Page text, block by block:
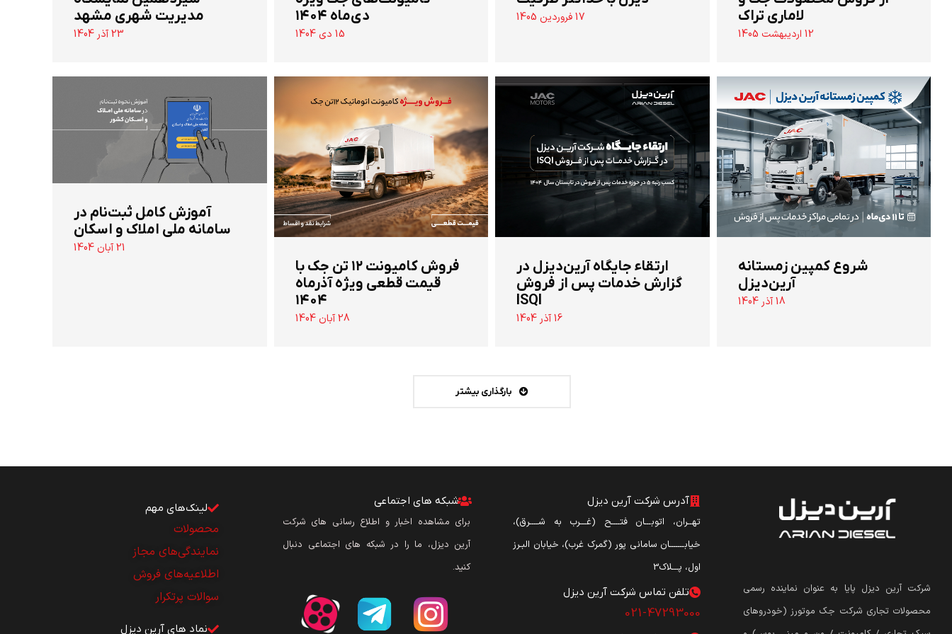
لاماری تراک
12 اردیبهشت 1405
17 فروردین 1405
دی‌ماه ۱۴۰۴
15 دی 1404
مدیریت شهری مشهد
23 آذر 1404
شروع کمپین زمستانه
آرین‌دیزل
18 آذر 1404
ارتقاء جایگاه آرین‌دیزل در
گزارش خدمات پس از فروش
ISQI
16 آذر 1404
‌فروش کامیونت ۱۲ تن جک با
قیمت قطعی ویژه آذرماه
۱۴۰۴
28 آبان 1404
آموزش کامل ثبت‌نام در
سامانه ملی املاک و اسکان
21 آبان 1404
بارگذاری بیشتر
شرکت آرین دیزل پایا به عنوان نماینده رسمی
محصولات تجاری شرکت جک موتورز (خودروهای
آدرس شرکت آرین دیزل
تهــران، اتوبـــان فتــــح (غـــرب به شــــرق)،
خیابـــــــان سامانی پور (گمرک غرب)، خیابان البـرز
اول، پـــلاک3
تلفن تماس شرکت آرین دیزل​
021-47293000
شبکه های اجتماعی
برای مشاهده اخبار و اطلاع رسانی های شرکت
آرین دیزل، ما را در شبکه های اجتماعی دنبال
کنید.
لینک‌های مهم
محصولات
نمایندگی‌های مجاز
اطلاعیه‌های فروش
سوالات پرتکرار
نماد های آرین دیزل